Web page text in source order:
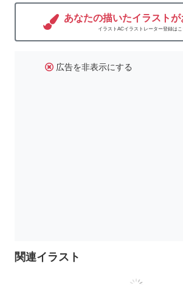
あなたの描いたイラストが
イラストACイラストレーター登録は
広告を非表示にする
関連イラスト